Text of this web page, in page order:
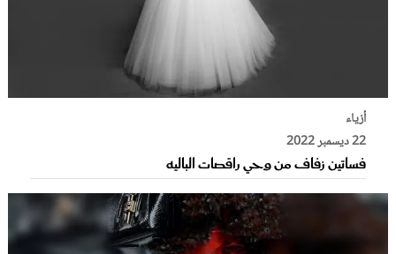
أزياء
22 ديسمبر 2022
فساتين زفاف من وحي راقصات الباليه